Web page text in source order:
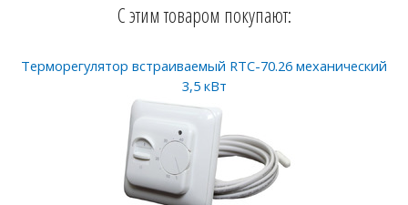
С этим товаром покупают:
Терморегулятор встраиваемый RTC-70.26 механический
3,5 кВт